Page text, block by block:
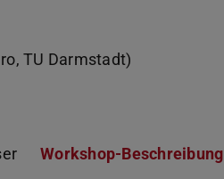
TU Darmstadt)
Workshop-Beschreibung